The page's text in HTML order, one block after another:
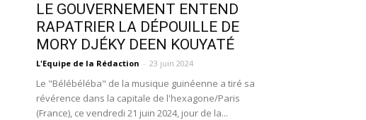
LE GOUVERNEMENT ENTEND
RAPATRIER LA DÉPOUILLE DE
MORY DJÉKY DEEN KOUYATÉ
L'Equipe de la Rédaction - 23 juin 2024
Le "Bélébéléba" de la musique guinéenne a tiré sa
révérence dans la capitale de l'hexagone/Paris
(France), ce vendredi 21 juin 2024, jour de la...